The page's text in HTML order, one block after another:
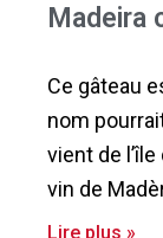
Madeira
Ce gâteau
nom
vient de
vin de
Lire plus »